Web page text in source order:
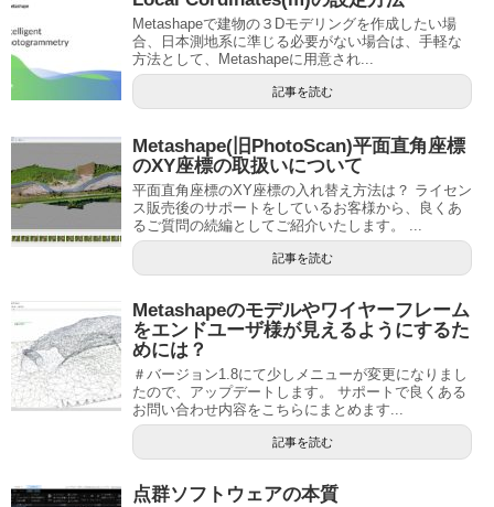
Metashapeで建物の３Dモデリングを作成したい場
合、日本測地系に準じる必要がない場合は、手軽な
方法として、Metashapeに用意され...
記事を読む
Metashape(旧PhotoScan)平面直角座標
のXY座標の取扱いについて
平面直角座標のXY座標の入れ替え方法は？ ライセン
ス販売後のサポートをしているお客様から、良くあ
るご質問の続編としてご紹介いたします。 ...
記事を読む
Metashapeのモデルやワイヤーフレーム
をエンドユーザ様が見えるようにするた
めには？
＃バージョン1.8にて少しメニューが変更になりまし
たので、アップデートします。 サポートで良くある
お問い合わせ内容をこちらにまとめます...
記事を読む
点群ソフトウェアの本質